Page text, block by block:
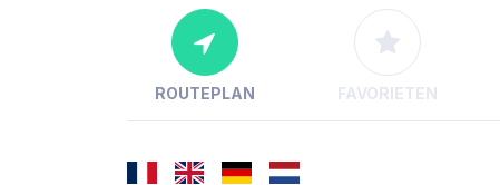
ROUTEPLAN FAVORIETEN